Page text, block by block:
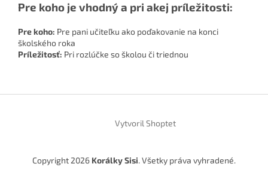
Pre koho je vhodný a pri akej príležitosti:
Pre koho: Pre pani učiteľku ako poďakovanie na konci
školského roka
Príležitosť: Pri rozlúčke so školou či triednou
Vytvoril Shoptet
Copyright 2026 Korálky Sisi. Všetky práva vyhradené.